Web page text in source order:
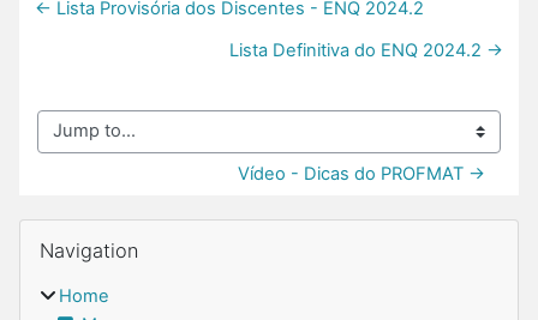
← Lista Provisória dos Discentes - ENQ 2024.2
Lista Definitiva do ENQ 2024.2 →
Jump to...
Vídeo - Dicas do PROFMAT →
Blocks
Navigation
Home